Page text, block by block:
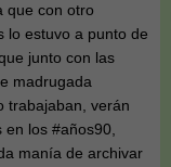
que con otro
lo estuvo a punto de
junto con las
madrugada
trabajaban, verán
los #años90,
manía de archivar